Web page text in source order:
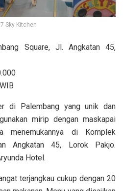
Sky Kitchen
Square, Jl. Angkatan 45,
di Palembang yang unik dan
mirip dengan maskapai
menemukannya di Komplek
Angkatan 45, Lorok Pakjo.
Hotel.
terjangkau cukup dengan 20